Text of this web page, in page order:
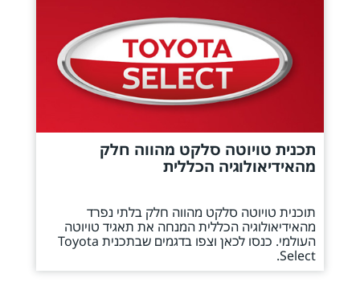
תכנית טויוטה סלקט מהווה חלק
מהאידיאולוגיה הכללית
תוכנית טויוטה סלקט מהווה חלק בלתי נפרד
מהאידיאולוגיה הכללית המנחה את תאגיד טויוטה
העולמי. כנסו לכאן וצפו בדגמים שבתכנית Toyota
Select.